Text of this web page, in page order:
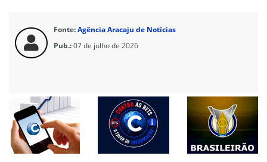
Fonte:Agência Aracaju de Notícias
Pub.:07 de julho de 2026